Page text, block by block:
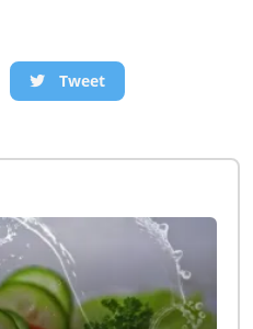
Tweet